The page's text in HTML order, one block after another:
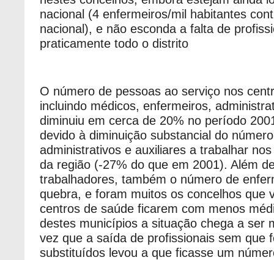
nacional (4 enfermeiros/mil habitantes
nacional), e não esconda a falta de
praticamente todo o distrito
O número de pessoas ao serviço nos
incluindo médicos, enfermeiros,
diminuiu em cerca de 20% no período
devido à diminuição substancial do
administrativos e auxiliares a trabalhar
da região (-27% do que em 2001). Além
trabalhadores, também o número de
quebra, e foram muitos os concelhos que
centros de saúde ficarem com menos
destes municípios a situação chega a ser
vez que a saída de profissionais sem que
substituídos levou a que ficasse um